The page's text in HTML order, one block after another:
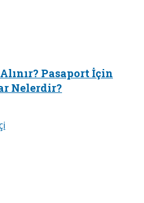
Pasaport İçin
Nelerdir?